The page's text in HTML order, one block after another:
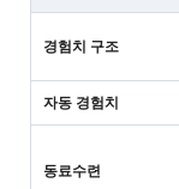
경험치 구조
자동 경험치
동료수련